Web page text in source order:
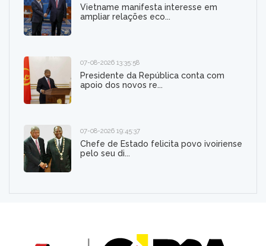
Vietname manifesta interesse em
ampliar relações eco...
07-08-2026 13:35:58
Presidente da República conta com
apoio dos novos re...
07-08-2026 19:45:37
Chefe de Estado felicita povo ivoiriense
pelo seu di...